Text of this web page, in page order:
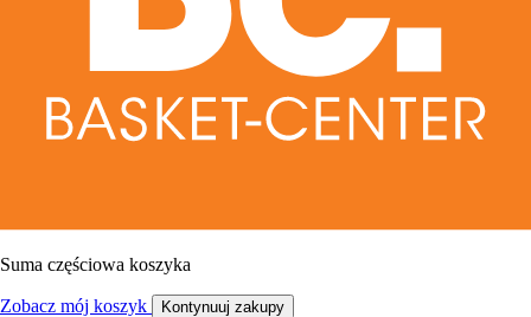
Suma częściowa koszyka
Zobacz mój koszyk Kontynuuj zakupy